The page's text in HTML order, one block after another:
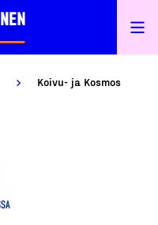
Koivu- ja Kosmos